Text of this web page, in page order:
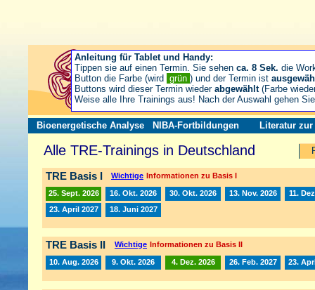
Bioenergetische Analyse NIBA-Fortbildungen Literatur zur
Alle TRE-Trainings in Deutschland
TRE Basis I Wichtige Informationen zu Basis I
25. Sept. 2026 16. Okt. 2026 30. Okt. 2026 13. Nov. 2026
11.
23. April 2027
18. Juni 2027
TRE Basis II Wichtige Informationen zu Basis II
10. Aug. 2026 9. Okt. 2026 4. Dez. 2026 26. Feb. 2027 23.
Anleitung für Tablet und Handy:
Tippen sie auf einen Termin. Sie sehen ca. 8 Sek. die
Button die Farbe (wird grün ) und der Termin ist
Buttons wird dieser Termin wieder abgewählt(Farbe
Weise alle Ihre Trainings aus! Nach der Auswahl gehen